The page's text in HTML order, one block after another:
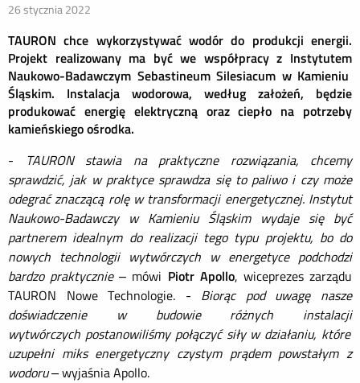
26 stycznia 2022
TAURON chce wykorzystywać wodór do produkcji energii.
Projekt realizowany ma byćwe współpracyz Instytutem
Naukowo-Badawczym Sebastineum Silesiacum w Kamieniu
Śląskim. Instalacja wodorowa, według założeń, będzie
produkować energię elektryczną oraz ciepło na potrzeby
kamieńskiego ośrodka.
-
TAURON stawia na praktyczne rozwiązania, chcemy
sprawdzić, jak w praktyce sprawdza się to paliwo i czy może
odegrać znaczącą rolęw transformacji energetycznej. Instytut
Naukowo-Badawczyw Kamieniu Śląskim wydaje się być
partnerem idealnym do realizacji tego typu projektu, bo do
nowych technologii wytwórczych w energetyce podchodzi
bardzo praktycznie– mówi Piotr Apollo, wiceprezes zarządu
TAURON Nowe Technologie. - Biorąc pod uwagę nasze
doświadczenie w budowie różnych instalacji
wytwórczych postanowiliśmy połączyć siły w działaniu, które
uzupełni miks energetyczny czystym prądem powstałym z
wodoru–wyjaśnia Apollo.